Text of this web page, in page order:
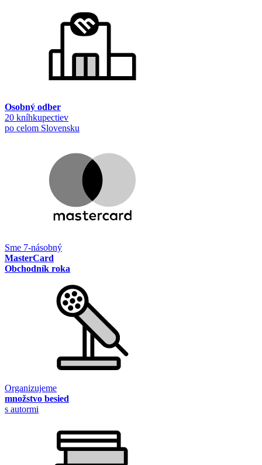
Osobný odber
20 kníhkupectiev
po celom Slovensku
Sme 7-násobný
MasterCard
Obchodník roka
Organizujeme
množstvo besied
s autormi